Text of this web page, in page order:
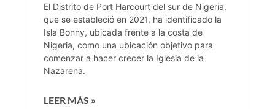
El Distrito de Port Harcourt del sur de Nigeria,
que se estableció en 2021, ha identificado la
Isla Bonny, ubicada frente a la costa de
Nigeria, como una ubicación objetivo para
comenzar a hacer crecer la Iglesia de la
Nazarena.
LEER MÁS »